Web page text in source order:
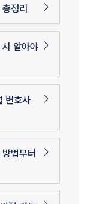
정리
알아야
변호사
법부터